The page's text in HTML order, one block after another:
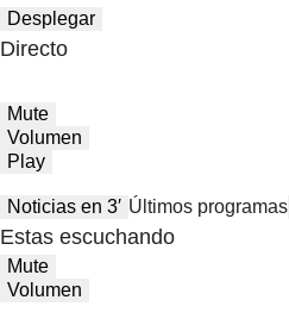
Desplegar
Directo
Mute
Volumen
Play
Noticias en 3′ Últimos programas
Estas escuchando
Mute
Volumen